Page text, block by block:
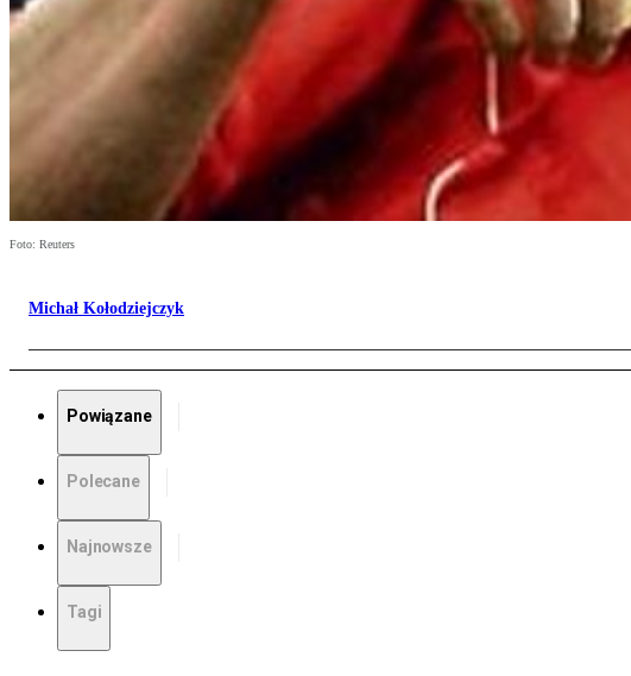
Foto: Reuters
Michał Kołodziejczyk
Powiązane
Polecane
Najnowsze
Tagi